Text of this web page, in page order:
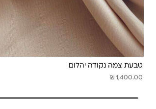
טבעת צמה נקודה יהלום
₪ 1,400.00